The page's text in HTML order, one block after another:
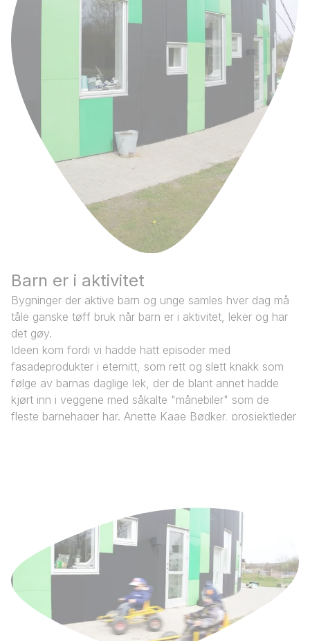
Barn er i aktivitet
Bygninger der aktive barn og unge samles hver dag må
tåle ganske tøff bruk når barn er i aktivitet, leker og har
det gøy.
Ideen kom fordi vi hadde hatt episoder med
fasadeprodukter i eternitt, som rett og slett knakk som
følge av barnas daglige lek, der de blant annet hadde
kjørt inn i veggene med såkalte "månebiler" som de
fleste barnehager har.​ Anette Kaae Bødker, prosjektleder